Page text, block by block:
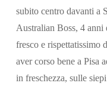
subito centro davanti a
Australian Boss, 4
fresco e rispettatissimo
aver corso bene a Pisa
in freschezza, sulle